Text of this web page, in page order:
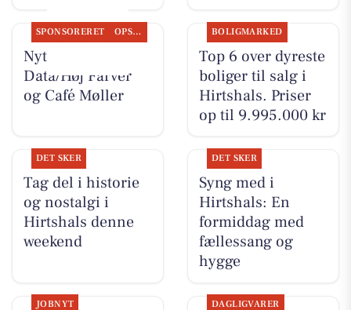
SPONSORERET OPSLAGSTAVLEN
Nyt fra Høj
Data/Høj Farver
og Café Møller
BOLIGMARKED
Top 6 over dyreste
boliger til salg i
Hirtshals. Priser
op til 9.995.000 kr
DET SKER
Tag del i historie
og nostalgi i
Hirtshals denne
weekend
DET SKER
Syng med i
Hirtshals: En
formiddag med
fællessang og
hygge
JOBNYT DAGLIGVARER